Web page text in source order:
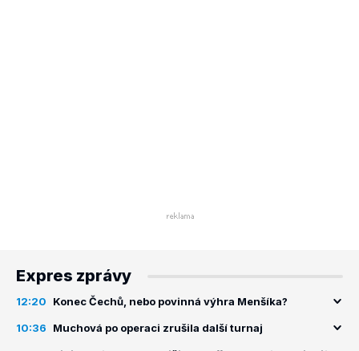
Expres zprávy
12:20 Konec Čechů, nebo povinná výhra Menšíka?
10:36 Muchová po operaci zrušila další turnaj